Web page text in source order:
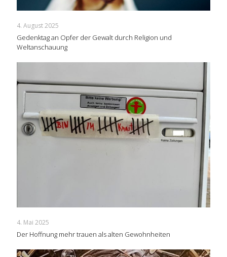
4. August 2025
Gedenktag an Opfer der Gewalt durch Religion und
Weltanschauung
4. Mai 2025
Der Hoffnung mehr trauen als alten Gewohnheiten